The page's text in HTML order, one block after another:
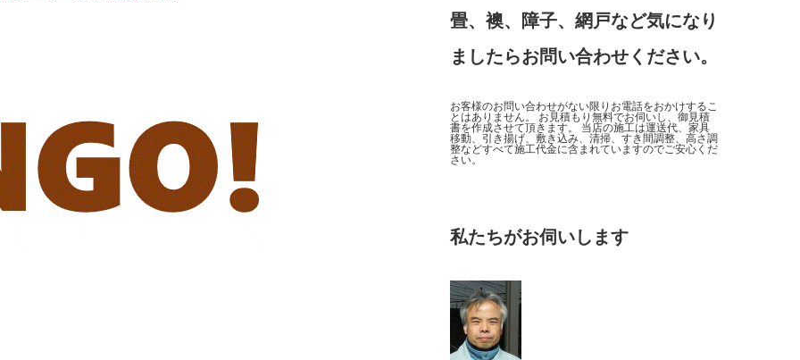
畳、襖、障子、網戸など気になり
ましたらお問い合わせください。
お客様のお問い合わせがない限りお電話をおかけするこ
とはありません。 お見積もり無料でお伺いし、御見積
書を作成させて頂きます。 当店の施工は運送代、家具
移動、引き揚げ、敷き込み、清掃、すき間調整、高さ調
整などすべて施工代金に含まれていますのでご安心くだ
さい。
私たちがお伺いします